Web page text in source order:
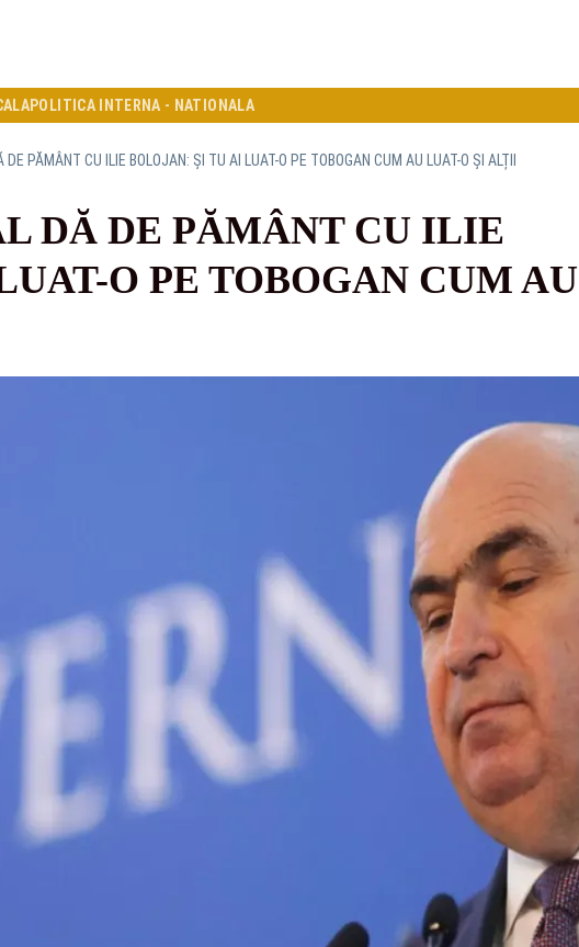
POLITICA INTERNA - NATIONALA
PĂMÂNT CU ILIE BOLOJAN: ȘI TU AI LUAT-O PE TOBOGAN CUM AU LUAT-O ȘI ALȚII
DĂ DE PĂMÂNT CU ILIE
O PE TOBOGAN CUM AU